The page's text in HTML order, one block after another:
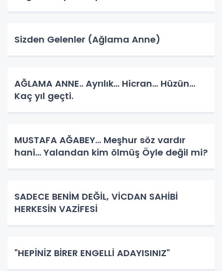
Sizden Gelenler (Ağlama Anne)
AĞLAMA ANNE.. Ayrılık... Hicran... Hüzün...
Kaç yıl geçti.
MUSTAFA AĞABEY… Meşhur söz vardır
hani… Yalandan kim ölmüş Öyle değil mi?
SADECE BENİM DEĞİL, VİCDAN SAHİBİ
HERKESİN VAZİFESİ
"HEPİNİZ BİRER ENGELLİ ADAYISINIZ"